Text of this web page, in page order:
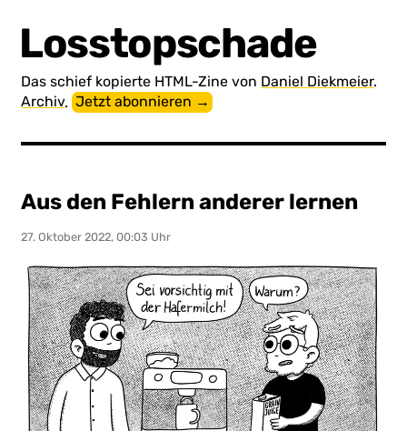
Losstopschade
Das schief kopierte HTML-Zine von Daniel Diekmeier.
Archiv.Jetzt abonnieren →
Aus den Fehlern anderer lernen
27. Oktober 2022, 00:03 Uhr